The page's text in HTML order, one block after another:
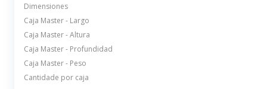
Dimensiones
Caja Master - Largo
Caja Master - Altura
Caja Master - Profundidad
Caja Master - Peso
Cantidade por caja